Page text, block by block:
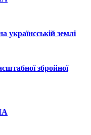
українсській землі
збройної